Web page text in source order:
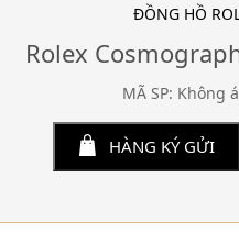
ĐỒNG HỒ
Rolex
MÃ SP: Không
HÀNG KÝ GỬI